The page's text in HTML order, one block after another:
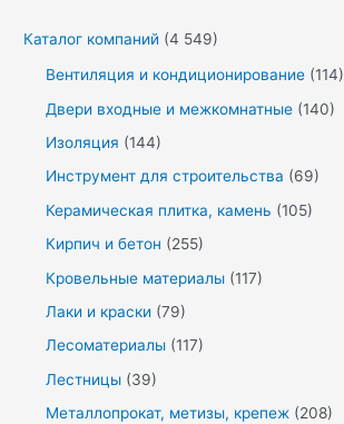
Каталог компаний (4 549)
Вентиляция и кондиционирование (114)
Двери входные и межкомнатные (140)
Изоляция (144)
Инструмент для строительства (69)
Керамическая плитка, камень (105)
Кирпич и бетон (255)
Кровельные материалы (117)
Лаки и краски (79)
Лесоматериалы (117)
Лестницы (39)
Металлопрокат, метизы, крепеж (208)